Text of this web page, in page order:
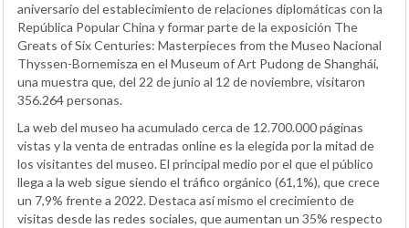
aniversario del establecimiento de relaciones diplomáticas con la
República Popular China y formar parte de la exposición The
Greats of Six Centuries: Masterpieces from the Museo Nacional
Thyssen-Bornemisza en el Museum of Art Pudong de Shanghái,
una muestra que, del 22 de junio al 12 de noviembre, visitaron
356.264 personas.
La web del museo ha acumulado cerca de 12.700.000 páginas
vistas y la venta de entradas online es la elegida por la mitad de
los visitantes del museo. El principal medio por el que el público
llega a la web sigue siendo el tráfico orgánico (61,1%), que crece
un 7,9% frente a 2022. Destaca así mismo el crecimiento de
visitas desde las redes sociales, que aumentan un 35% respecto